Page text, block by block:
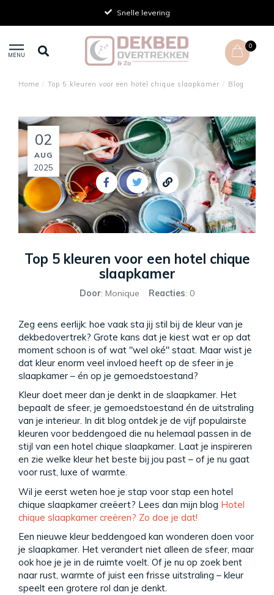
Snelle levering
MENU
0
Home / Top 5 kleuren voor een hotel chique slaapkamer / Blog
02
AUG
2025
Top 5 kleuren voor een hotel chique
slaapkamer
Door: Monique Reacties: 0
Zeg eens eerlijk: hoe vaak sta jij stil bij de kleur van je
dekbedovertrek? Grote kans dat je kiest wat er op dat
moment schoon is of wat "wel oké" staat. Maar wist je
dat kleur enorm veel invloed heeft op de sfeer in je
slaapkamer – én op je gemoedstoestand?
Kleur doet meer dan je denkt in de slaapkamer. Het
bepaalt de sfeer, je gemoedstoestand én de uitstraling
van je interieur. In dit blog ontdek je de vijf populairste
kleuren voor beddengoed die nu helemaal passen in de
stijl van een hotel chique slaapkamer. Laat je inspireren
en zie welke kleur het beste bij jou past – of je nu gaat
voor rust, luxe of warmte.
Wil je eerst weten hoe je stap voor stap een hotel
chique slaapkamer creëert? Lees dan mijn blog Hotel
chique slaapkamer creëren? Zo doe je dat!
Een nieuwe kleur beddengoed kan wonderen doen voor
je slaapkamer. Het verandert niet alleen de sfeer, maar
ook hoe je je in de ruimte voelt. Of je nu op zoek bent
naar rust, warmte of juist een frisse uitstraling – kleur
speelt een grotere rol dan je denkt.